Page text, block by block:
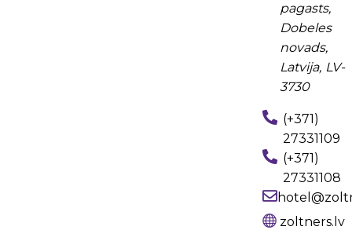
pagasts,
Dobeles
novads,
Latvija, LV-
3730
(+371)
27331109
(+371)
27331108
zoltners.lv